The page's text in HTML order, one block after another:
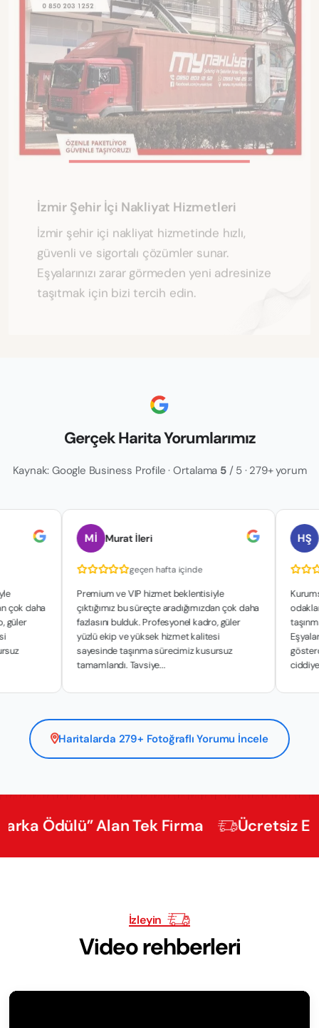
İzmir şehir içi nakliyat hizmetinde hızlı,
güvenli ve sigortalı çözümler sunar.
Eşyalarınızı zarar görmeden yeni adresinize
taşıtmak için bizi tercih edin.
Gerçek Harita Yorumlarımız
Kaynak: Google Business Profile · Ortalama 5/ 5 · 279+ yorum
Murat İleri
geçen hafta içinde
Premium ve VIP hizmet beklentisiyle
çıktığımız bu süreçte aradığımızdan çok daha
fazlasını bulduk. Profesyonel kadro, güler
yüzlü ekip ve yüksek hizmet kalitesi
sayesinde taşınma sürecimiz kusursuz
tamamlandı. Tavsiye...
hakan
Kurumsal
odaklanan
taşınma
Eşyalarımızın
gösterdikleri
ciddiyetle y...
Haritalarda 279+ Fotoğraflı Yorumu İncele
Alan Tek Firma Ücretsiz Ekspertiz
İzleyin
Video rehberleri